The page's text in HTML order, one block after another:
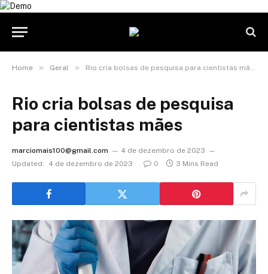
Home » Geral » Rio cria bolsas de pesquisa para cientistas mães
Rio cria bolsas de pesquisa
para cientistas mães
marciomais100@gmail.com
4 de dezembro de 2023
Updated:
4 de dezembro de 2023 0 3 Mins Read